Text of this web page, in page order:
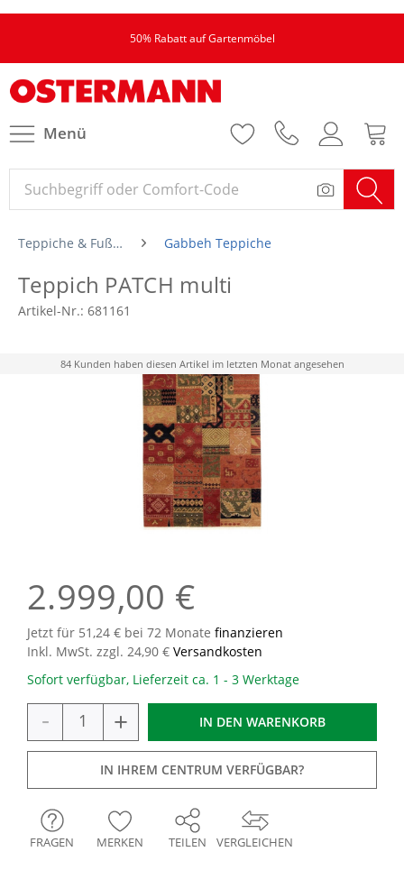
50% Rabatt auf Gartenmöbel
Menü
Teppiche & Fußmatten Gabbeh Teppiche
Teppich PATCH multi
Artikel-Nr.: 681161
84 Kunden haben diesen Artikel im letzten Monat angesehen
2.999,00 €
Jetzt für 51,24 € bei 72 Monate finanzieren
Inkl. MwSt. zzgl. 24,90 € Versandkosten
Sofort verfügbar, Lieferzeit ca. 1 - 3 Werktage
- + IN DEN WARENKORB
IN IHREM CENTRUM VERFÜGBAR?
VERGLEICHEN
FRAGEN MERKEN TEILEN